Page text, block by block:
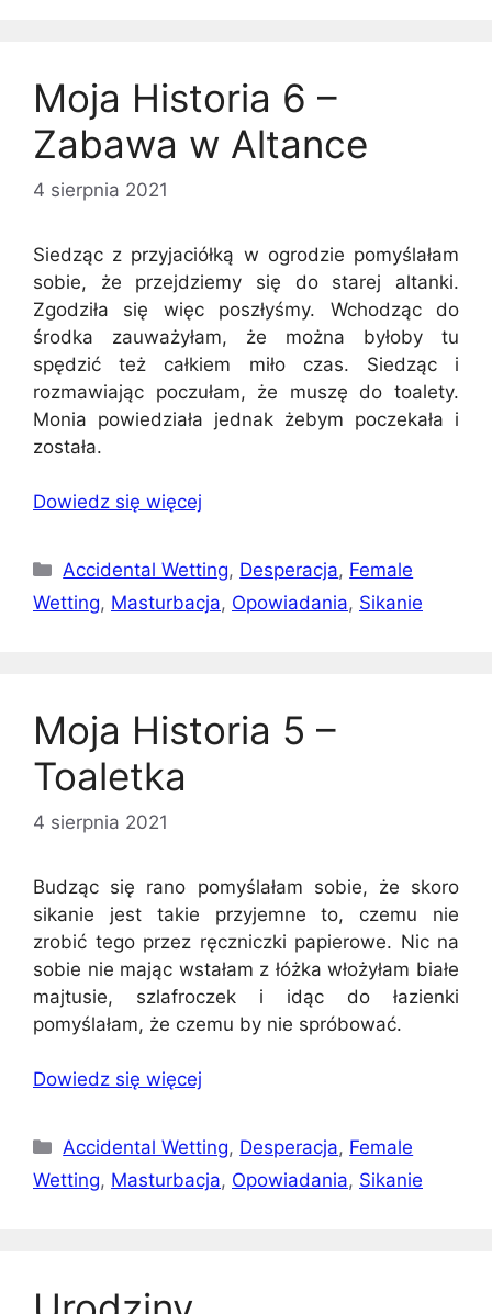
Moja Historia 6 –
Zabawa w Altance
4 sierpnia 2021
Siedząc z przyjaciółką w ogrodzie pomyślałam
sobie, że przejdziemy się do starej altanki.
Zgodziła się więc poszłyśmy. Wchodząc do
środka zauważyłam, że można byłoby tu
spędzić też całkiem miło czas. Siedząc i
rozmawiając poczułam, że muszę do toalety.
Monia powiedziała jednak żebym poczekała i
została.
Dowiedz się więcej
Kategorie
Accidental Wetting, Desperacja, Female
Wetting, Masturbacja, Opowiadania, Sikanie
Moja Historia 5 –
Toaletka
4 sierpnia 2021
Budząc się rano pomyślałam sobie, że skoro
sikanie jest takie przyjemne to, czemu nie
zrobić tego przez ręczniczki papierowe. Nic na
sobie nie mając wstałam z łóżka włożyłam białe
majtusie, szlafroczek i idąc do łazienki
pomyślałam, że czemu by nie spróbować.
Dowiedz się więcej
Kategorie
Accidental Wetting, Desperacja, Female
Wetting, Masturbacja, Opowiadania, Sikanie